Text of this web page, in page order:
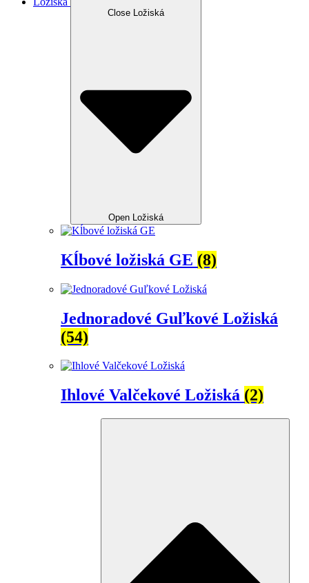
Close Ložiská
Open Ložiská
Kĺbové ložiská GE (8)
Jednoradové Guľkové Ložiská
(54)
Ihlové Valčekové Ložiská (2)